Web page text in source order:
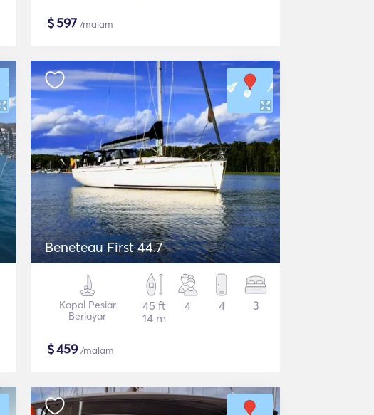
$597 /malam
Beneteau First 44.7
Kapal Pesiar
Berlayar
45 ft
14 m
4 4 3
$459/malam